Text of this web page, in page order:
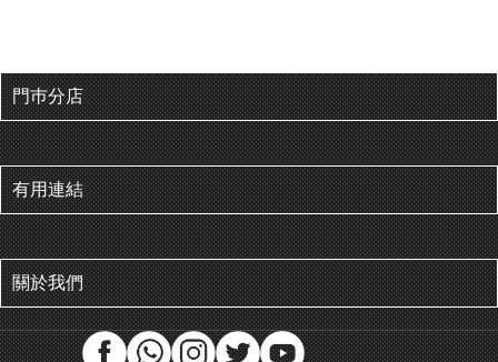
門巿分店
有用連結
關於我們